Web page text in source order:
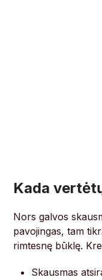
Kada
Nors galvos
pavojingas, tam
rimtesnę būklę.
Skausmas